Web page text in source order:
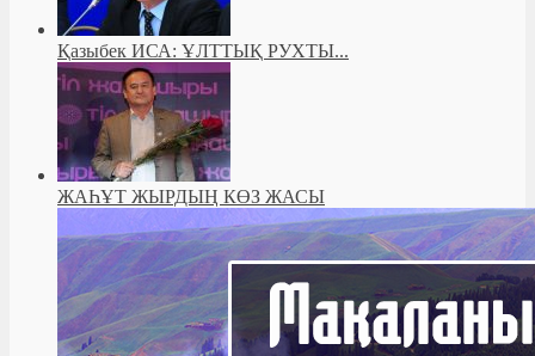
Қазыбек ИСА: ҰЛТТЫҚ РУХТЫ...
ЖАҺҰТ ЖЫРДЫҢ КӨЗ ЖАСЫ